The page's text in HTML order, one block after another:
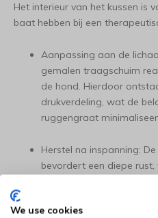
Het interieur van het kussen is
baat hebben bij een
Aanpassing aan de
gemalen traagschuim
de hond. Hierdoor
drukverdeling, wat de
ruggengraat
Herstel na inspanning:
bevordert een diepe
We use cookies